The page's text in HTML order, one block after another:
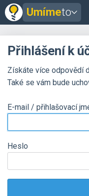
Umímeto
Přihlášení k
Získáte více odpovědí
Také se vám bude
E-mail / přihlašovací
Heslo